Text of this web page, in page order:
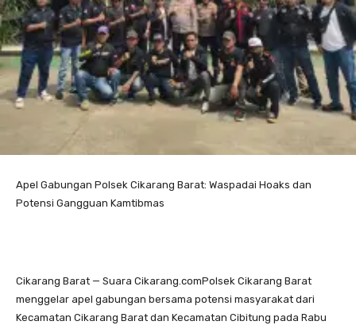
Apel Gabungan Polsek Cikarang Barat: Waspadai Hoaks dan
Potensi Gangguan Kamtibmas
Cikarang Barat — Suara Cikarang.comPolsek Cikarang Barat
menggelar apel gabungan bersama potensi masyarakat dari
Kecamatan Cikarang Barat dan Kecamatan Cibitung pada Rabu